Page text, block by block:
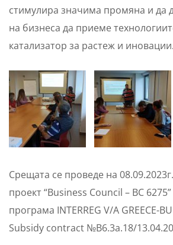
стимулира значима промяна и да
на бизнеса да приеме
катализатор за растеж и иновации.
Срещата се проведе на
проект “Business Council – BC
програма INTERREG V/A GREECE-
Subsidy contract №B6.3a.18/